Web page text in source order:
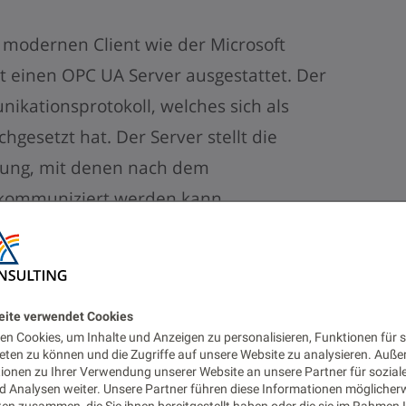
verwendet Cookies
Cookies, um Inhalte und Anzeigen zu personalisieren, Funktionen für
zu können und die Zugriffe auf unsere Website zu analysieren.
zu Ihrer Verwendung unserer Website an unsere Partner für
Analysen weiter. Unsere Partner führen diese Informationen
Client wie der Microsoft
OPC UA Server ausgestattet. Der
welches sich als
hat. Der Server stellt die
mit denen nach dem
werden kann.
zur Interaktion mit der Maschine
dem abonnieren der Nodes,
zur Visualisierung in einem
Hologrammdashboard welches mit
C# Scripten versehen, welche die